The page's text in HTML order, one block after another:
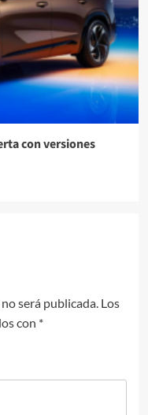
con versiones
será publicada. Los
con *